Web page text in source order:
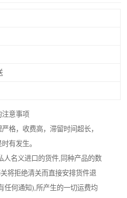
意事项
格，收费高，滞留时间超长，
有发生。
人名义进口的货件,同种产品的数
将拒绝清关而直接安排货件退
任何通知),所产生的一切运费均